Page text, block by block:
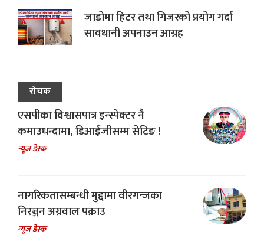
जाडोमा हिटर तथा गिजरको प्रयोग गर्दा
सावधानी अपनाउन आग्रह
रोचक
एसपीका विश्वासपात्र इन्स्पेक्टर नै
कमाउधन्दामा, डिआईजीसम्म सेटिङ !
न्यूज डेस्क
नागरिकतासम्बन्धी मुद्दामा वीरगन्जका
निरञ्जन अग्रवाल पक्राउ
न्यूज डेस्क